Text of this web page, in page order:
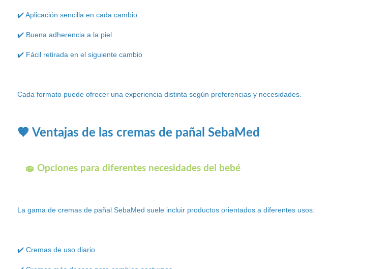
✔️ Aplicación sencilla en cada cambio
✔️ Buena adherencia a la piel
✔️ Fácil retirada en el siguiente cambio
Cada formato puede ofrecer una experiencia distinta según preferencias y necesidades.
🧡 Ventajas de las cremas de pañal SebaMed
🧽 Opciones para diferentes necesidades del bebé
La gama de cremas de pañal SebaMed suele incluir productos orientados a diferentes usos:
✔️ Cremas de uso diario